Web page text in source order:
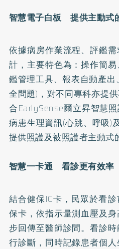
智慧電子白板 提供主動式
依據病房作業流程、評鑑
計，主要特色為：操作簡
鑑管理工具、報表自動產
全問題)，對不同專科亦提
合EarlySense爾立昇智慧
病患生理資訊(心跳、呼吸)
提供照護及被照護者主動式
智慧一卡通 看診更有效率
結合健保IC卡，民眾於看
保卡，依指示量測血壓及
步回傳至醫師診間。看診
行診斷，同時記錄患者個